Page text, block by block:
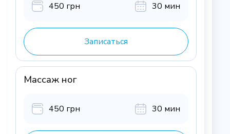
450 грн 30 мин
Записаться
Массаж ног
450 грн 30 мин